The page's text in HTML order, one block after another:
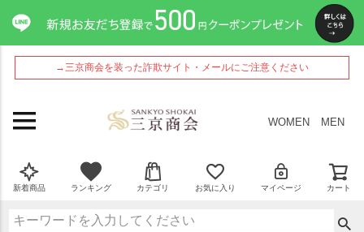
→三京商会を装った詐欺サイト・メールにご注意ください
WOMEN MEN
新着商品 ランキング カテゴリ お気に入り マイページ カート
ペー
ジト
ップ
へ